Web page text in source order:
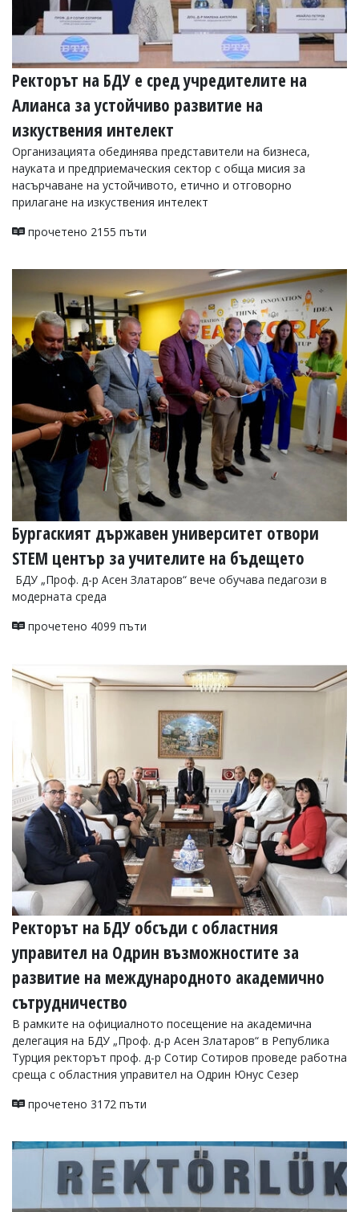
откриете
обиден
вас
коментар,
сигнализирайте
Ректорът на БДУ е сред учредителите на
Алианса за устойчиво развитие на
изкуствения интелект
Организацията обединява представители на бизнеса,
науката и предприемаческия сектор с обща мисия за
насърчаване на устойчивото, етично и отговорно
прилагане на изкуствения интелект
прочетено 2155 пъти
Бургаският държавен университет отвори
STEM център за учителите на бъдещето
БДУ „Проф. д-р Асен Златаров“ вече обучава педагози в
модерната среда
прочетено 4099 пъти
Ректорът на БДУ обсъди с областния
управител на Одрин възможностите за
развитие на международното академично
сътрудничество
В рамките на официалното посещение на академична
делегация на БДУ „Проф. д-р Асен Златаров“ в Република
Турция ректорът проф. д-р Сотир Сотиров проведе работна
среща с областния управител на Одрин Юнус Сезер
прочетено 3172 пъти